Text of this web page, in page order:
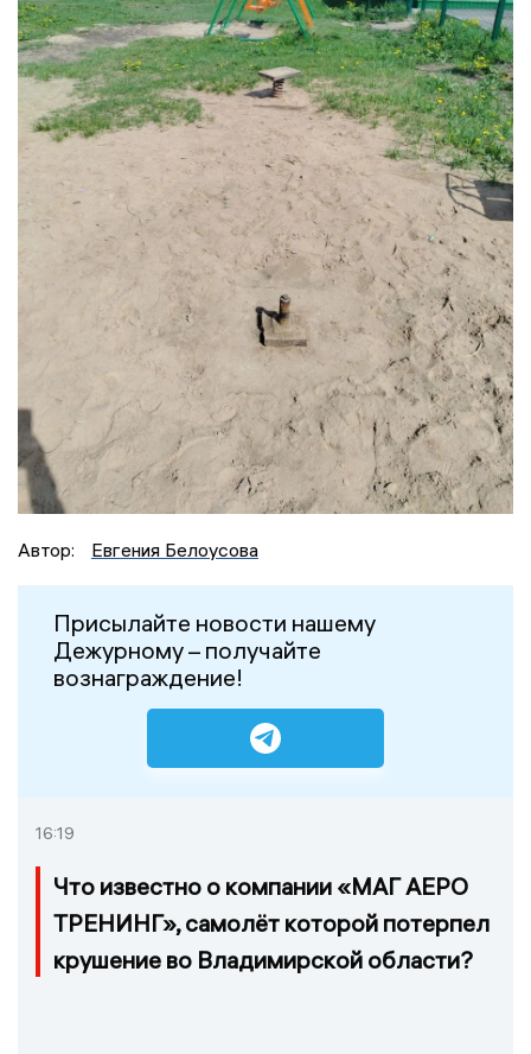
Автор: Евгения Белоусова
Присылайте новости нашему
Дежурному – получайте
вознаграждение!
16:19
Что известно о компании «МАГ АЕРО
ТРЕНИНГ», самолёт которой потерпел
крушение во Владимирской области?